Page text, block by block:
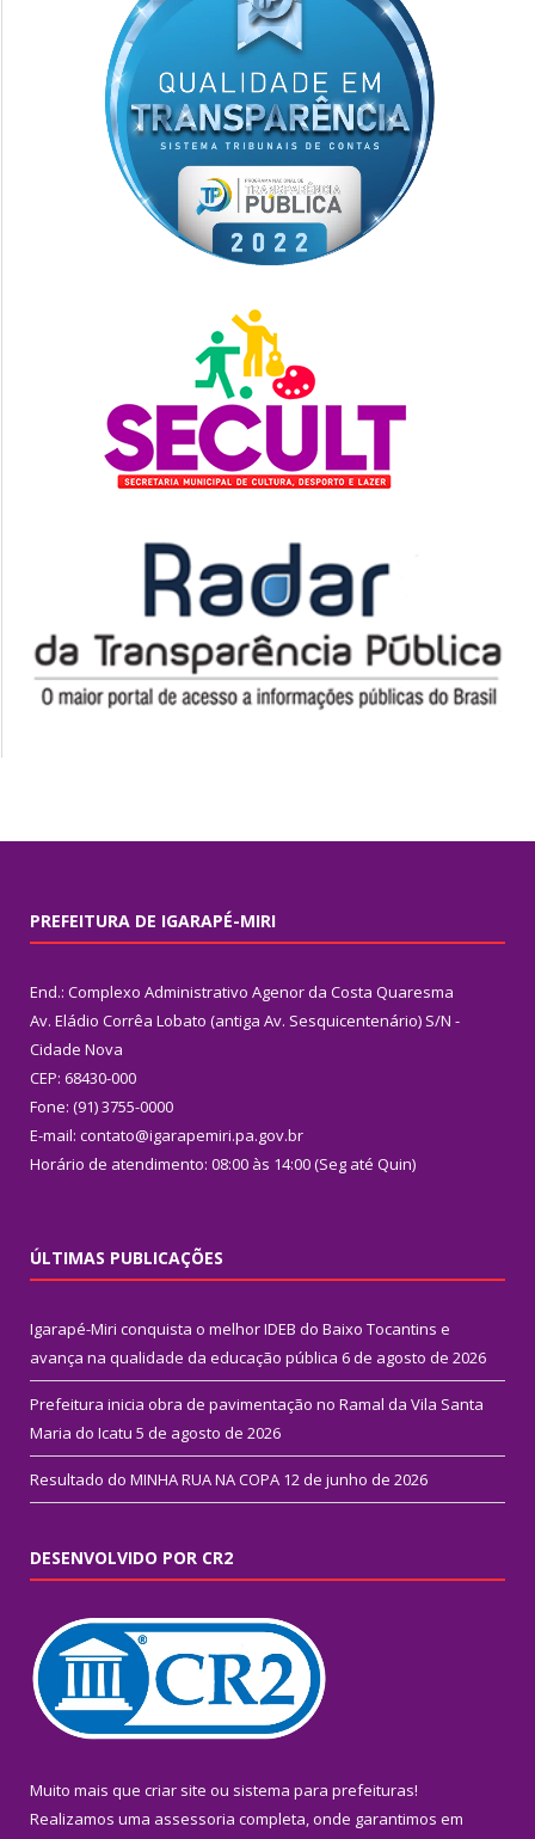
PREFEITURA DE IGARAPÉ-MIRI
End.: Complexo Administrativo Agenor da Costa Quaresma
Av. Eládio Corrêa Lobato (antiga Av. Sesquicentenário) S/N -
Cidade Nova
CEP: 68430-000
Fone: (91) 3755-0000
E-mail: contato@igarapemiri.pa.gov.br
Horário de atendimento: 08:00 às 14:00 (Seg até Quin)
ÚLTIMAS PUBLICAÇÕES
Igarapé-Miri conquista o melhor IDEB do Baixo Tocantins e
avança na qualidade da educação pública 6 de agosto de 2026
Prefeitura inicia obra de pavimentação no Ramal da Vila Santa
Maria do Icatu 5 de agosto de 2026
Resultado do MINHA RUA NA COPA 12 de junho de 2026
DESENVOLVIDO POR CR2
Muito mais que criar site ou sistema para prefeituras!
Realizamos uma assessoria completa, onde garantimos em